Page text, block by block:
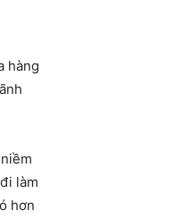
hàng
làm
hơn